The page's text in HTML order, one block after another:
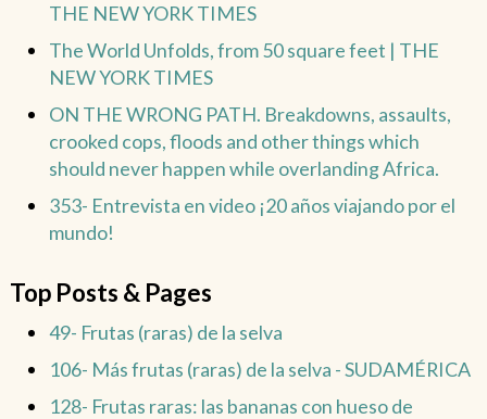
THE NEW YORK TIMES
The World Unfolds, from 50 square feet | THE
NEW YORK TIMES
ON THE WRONG PATH. Breakdowns, assaults,
crooked cops, floods and other things which
should never happen while overlanding Africa.
353- Entrevista en video ¡20 años viajando por el
mundo!
Top Posts & Pages
49- Frutas (raras) de la selva
106- Más frutas (raras) de la selva - SUDAMÉRICA
128- Frutas raras: las bananas con hueso de